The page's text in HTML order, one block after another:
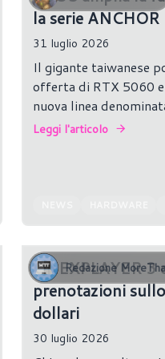
la serie ANCHOR
31 luglio 2026
Il gigante taiwanese
offerta di RTX 5060
nuova linea
Leggi l'articolo
Redazione
ONEXPLAYER 3
prenotazioni
dollari
30 luglio 2026